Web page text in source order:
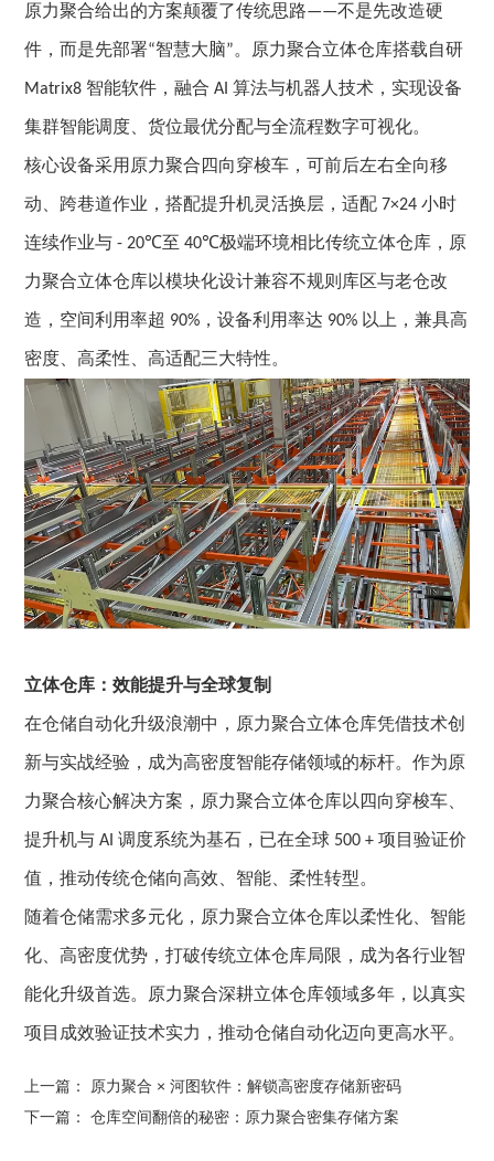
原力聚合给出的方案颠覆了传统思路——不是先改造硬
件，而是先部署“智慧大脑”。 原力聚合立体仓库搭载自研
Matrix8 智能软件，融合AI算法与机器人技术，实现设备
集群智能调度、货位最优分配与全流程数字可视化。
核心设备采用原力聚合四向穿梭车，可前后左右全向移
动、跨巷道作业，搭配提升机灵活换层，适配 7×24小时
连续作业与- 20℃至40℃极端环境相比传统立体仓库，原
力聚合立体仓库以模块化设计兼容不规则库区与老仓改
造，空间利用率超 90% ，设备利用率达 90% 以上，兼具高
密度、高柔性、高适配三大特性。
立体仓库：效能提升与全球复制
在仓储自动化升级浪潮中，原力聚合立体仓库凭借技术创
新与实战经验，成为高密度智能存储领域的标杆。作为原
力聚合核心解决方案，原力聚合立体仓库以四向穿梭车、
提升机与 AI调度系统为基石，已在全球 500 +项目验证价
值，推动传统仓储向高效、智能、柔性转型。
随着仓储需求多元化，原力聚合立体仓库以柔性化、智能
化、高密度优势，打破传统立体仓库局限，成为各行业智
能化升级首选。 原力聚合深耕立体仓库领域多年，以真实
项目成效验证技术实力，推动仓储自动化迈向更高水平。
上一篇：
原力聚合 × 河图软件：解锁高密度存储新密码
下一篇：
仓库空间翻倍的秘密：原力聚合密集存储方案